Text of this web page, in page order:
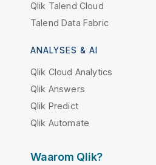
Qlik Talend Cloud
Talend Data Fabric
ANALYSES & AI
Qlik Cloud Analytics
Qlik Answers
Qlik Predict
Qlik Automate
Waarom Qlik?